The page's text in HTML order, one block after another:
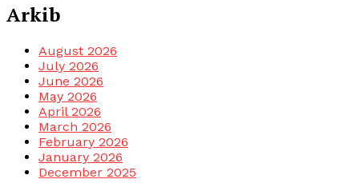
Arkib
August 2026
July 2026
June 2026
May 2026
April 2026
March 2026
February 2026
January 2026
December 2025